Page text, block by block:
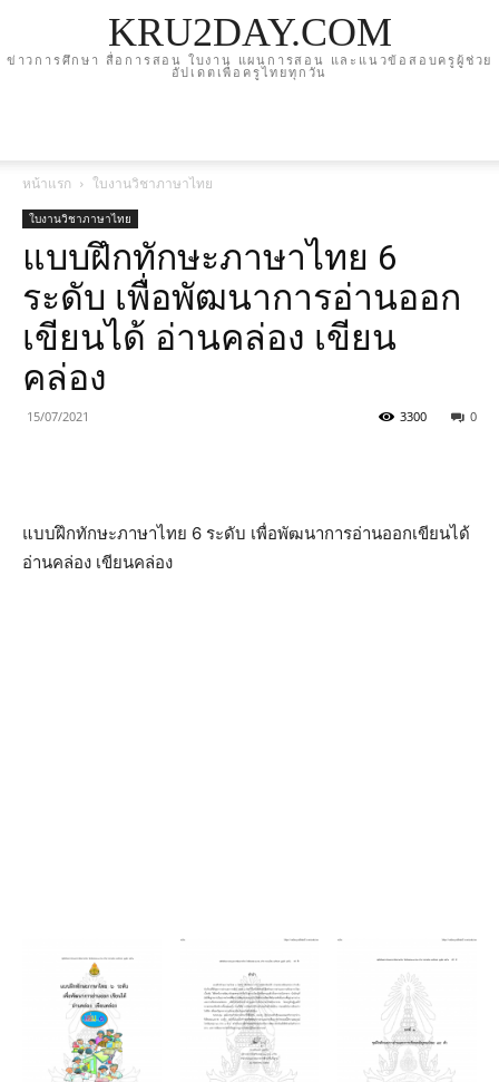
KRU2DAY.COM
ข่าวการศึกษา สื่อการสอน ใบงาน แผนการสอน และแนวข้อสอบครูผู้ช่วย
อัปเดตเพื่อครูไทยทุกวัน
หน้าแรก ใบงานวิชาภาษาไทย
ใบงานวิชาภาษาไทย
แบบฝึกทักษะภาษาไทย 6
ระดับ เพื่อพัฒนาการอ่านออก
เขียนได้ อ่านคล่อง เขียน
คล่อง
15/07/2021 0
3300
แบบฝึกทักษะภาษาไทย 6 ระดับ เพื่อพัฒนาการอ่านออกเขียนได้
อ่านคล่อง เขียนคล่อง